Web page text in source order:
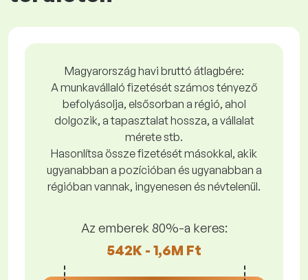
Magyarország havi bruttó átlagbére:
A munkavállaló fizetését számos tényező
befolyásolja, elsősorban a régió, ahol
dolgozik, a tapasztalat hossza, a vállalat
mérete stb.
Hasonlítsa össze fizetését másokkal, akik
ugyanabban a pozícióban és ugyanabban a
régióban vannak, ingyenesen és névtelenül.
Az emberek 80%-a keres:
542K - 1,6M Ft